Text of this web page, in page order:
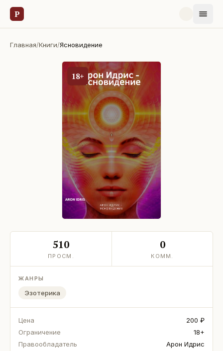
Р
Главная/Книги/Ясновидение
18+
510
ПРОСМ.
0
КОММ.
ЖАНРЫ
Эзотерика
Цена
200 ₽
Ограничение
18+
Правообладатель
Арон Идрис